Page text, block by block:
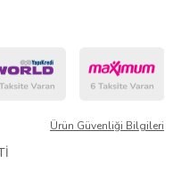
Ürün Güvenliği Bilgileri